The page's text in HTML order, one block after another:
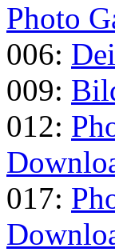
Photo
006:
009:
012:
017: